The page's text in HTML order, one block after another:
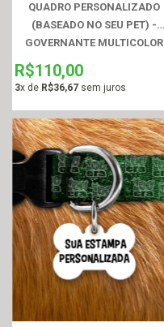
QUADRO PERSONALIZADO
(BASEADO NO SEU PET) -
GOVERNANTE MULTICOLOR
R$110,00
3x de R$36,67 sem juros